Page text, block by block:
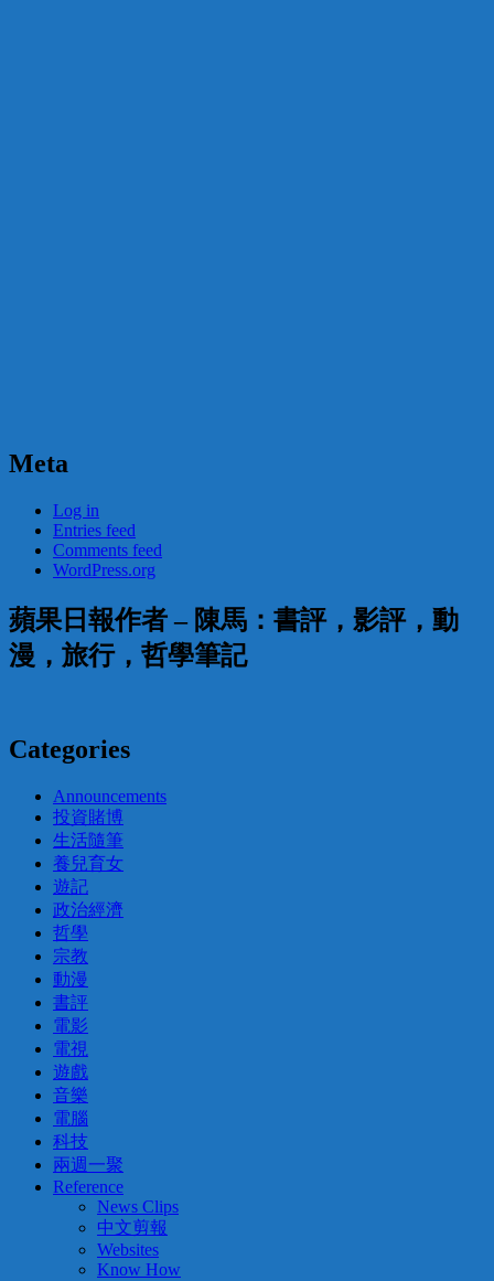
Meta
Log in
Entries feed
Comments feed
WordPress.org
蘋果日報作者 – 陳馬：書評，影評，動
漫，旅行，哲學筆記
Categories
Announcements
投資賭博
生活隨筆
養兒育女
遊記
政治經濟
哲學
宗教
動漫
書評
電影
電視
遊戲
音樂
電腦
科技
兩週一聚
Reference
News Clips
中文剪報
Websites
Know How